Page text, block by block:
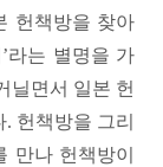
헌책방을 찾아
라는 별명을 가
닐면서 일본 헌
헌책방을 그리
만나 헌책방이